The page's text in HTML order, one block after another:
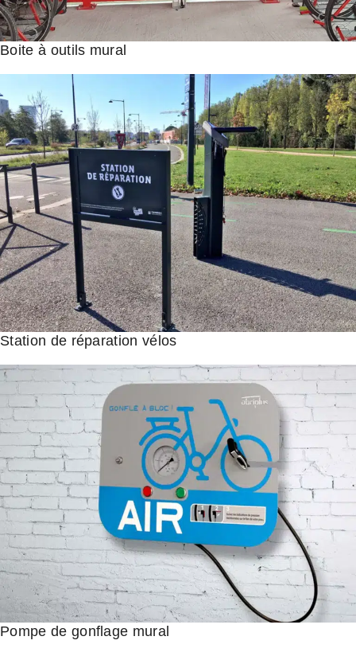
Boite à outils mural
Station de réparation vélos
Pompe de gonflage mural